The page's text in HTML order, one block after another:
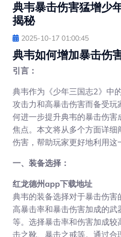
典韦暴击伤害猛增少
揭秘
2025-10-17 01:00:45
典韦如何增加暴击伤
引言：
典韦作为《少年三国志2》中
攻击力和高暴击伤害而备受玩
何进一步提升典韦的暴击伤害
焦点。本文将从多个方面详细
伤害，帮助玩家更好地利用这
一、装备选择：
红龙德州app下载地址
典韦的装备选择对于暴击伤害
高暴击率和暴击伤害加成的武
等。选择暴击率和伤害加成较
击之靴、暴击之戒等。通过合